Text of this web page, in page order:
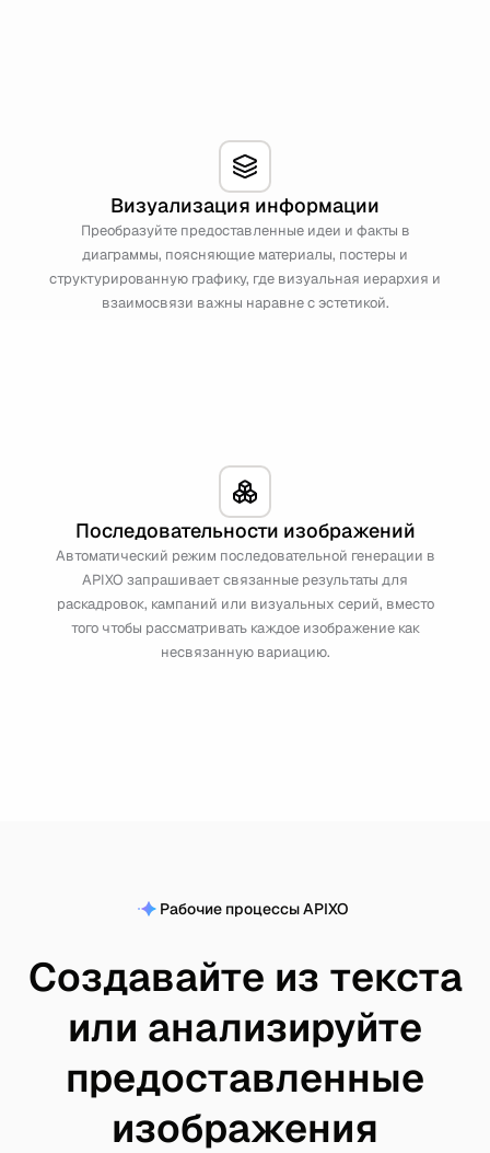
Визуализация информации
Преобразуйте предоставленные идеи и факты в
диаграммы, поясняющие материалы, постеры и
структурированную графику, где визуальная иерархия и
взаимосвязи важны наравне с эстетикой.
Последовательности изображений
Автоматический режим последовательной генерации в
APIXO запрашивает связанные результаты для
раскадровок, кампаний или визуальных серий, вместо
того чтобы рассматривать каждое изображение как
несвязанную вариацию.
Рабочие процессы APIXO
Создавайте из текста
или анализируйте
предоставленные
изображения